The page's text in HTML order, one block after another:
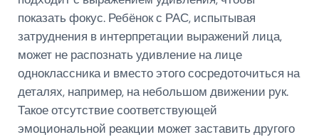
показать фокус. Ребёнок с РАС, испытывая
затруднения в интерпретации выражений лица,
может не распознать удивление на лице
одноклассника и вместо этого сосредоточиться на
деталях, например, на небольшом движении рук.
Такое отсутствие соответствующей
эмоциональной реакции может заставить другого